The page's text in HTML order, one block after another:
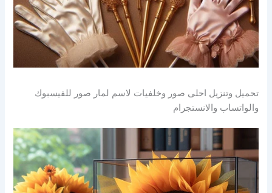
تحميل وتنزيل احلى صور وخلفيات لاسم لمار صور للفيسبوك
والواتساب والانستجرام